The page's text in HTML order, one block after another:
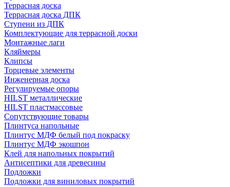
Террасная доска
Террасная доска ДПК
Ступени из ДПК
Комплектующие для террасной доски
Монтажные лаги
Кляймеры
Клипсы
Торцевые элементы
Инженерная доска
Регулируемые опоры
HILST металлические
HILST пластмассовые
Сопутствующие товары
Плинтуса напольные
Плинтус МДФ белый под покраску
Плинтус МДФ экошпон
Клей для напольных покрытий
Антисептики для древесины
Подложки
Подложки для виниловых покрытий